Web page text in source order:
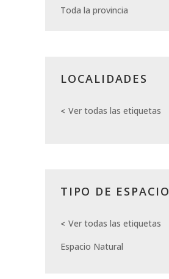
Toda la provincia
LOCALIDADES
Ver todas las etiquetas
TIPO DE ESPACIO
Ver todas las etiquetas
Espacio Natural